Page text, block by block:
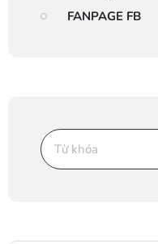
FANPAGE FB